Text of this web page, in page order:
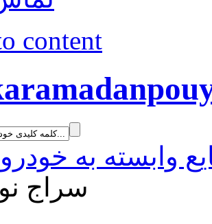
content
وابسته به
سراج